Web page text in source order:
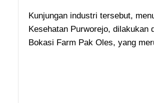
Kunjungan industri tersebut,
Kesehatan Purworejo, dilakukan
Bokasi Farm Pak Oles, yang